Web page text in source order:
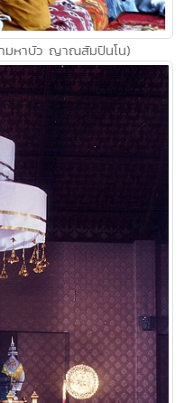
มหาบัว ญาณสัมปันโน)